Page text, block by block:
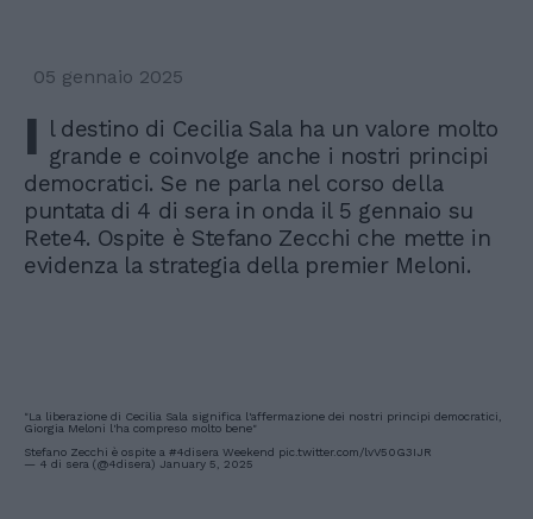
05 gennaio 2025
I l destino di Cecilia Sala ha un valore molto
grande e coinvolge anche i nostri principi
democratici. Se ne parla nel corso della
puntata di 4 di sera in onda il 5 gennaio su
Rete4. Ospite è Stefano Zecchi che mette in
evidenza la strategia della premier Meloni.
"La liberazione di Cecilia Sala significa l'affermazione dei nostri principi democratici,
Giorgia Meloni l'ha compreso molto bene"
Stefano Zecchi è ospite a #4disera Weekend pic.twitter.com/lvV50G3IJR
— 4 di sera (@4disera) January 5, 2025